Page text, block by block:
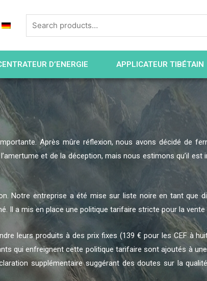
D’ENERGIE APPLICATEUR TIBÉTAIN
Après mûre réflexion, nous avons décidé de
et de la déception, mais nous estimons qu’il est
Notre entreprise a été mise sur liste noire en tant que
Il a mis en place une politique tarifaire stricte pour la
leurs produits à des prix fixes (139 € pour les CEF à
qui enfreignent cette politique tarifaire sont ajoutés à
supplémentaire suggérant des doutes sur la